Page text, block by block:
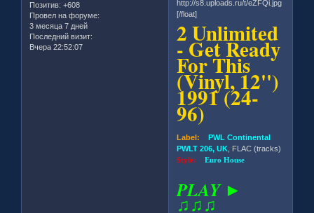
Позитив: +608
Провел на форуме:
3 месяца 7 дней
Последний визит:
Вчера 22:52:07
[/float]
2 Unlimited
- Get Ready
For This
(Vinyl, 12'')
1991 (24-
96)
Label: PWL Continental
PWLT 206, UK , FLAC (tracks)
Style:Euro House
PLAY ►
♫♫♫